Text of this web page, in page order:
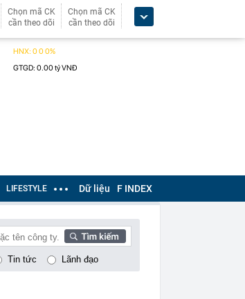
Chọn mã CK
cần theo dõi
Chọn mã CK
cần theo dõi
LIFESTYLE Dữ liệu F INDEX
Tin tức Lãnh đạo